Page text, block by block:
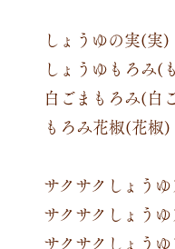
しょうゆの実(実)
しょうゆもろみ(
白ごまもろみ(白
もろみ花椒(花椒)
サクサクしょう
サクサクしょう
サクサクしょう